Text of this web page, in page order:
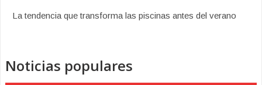
La tendencia que transforma las piscinas antes del verano
Noticias populares